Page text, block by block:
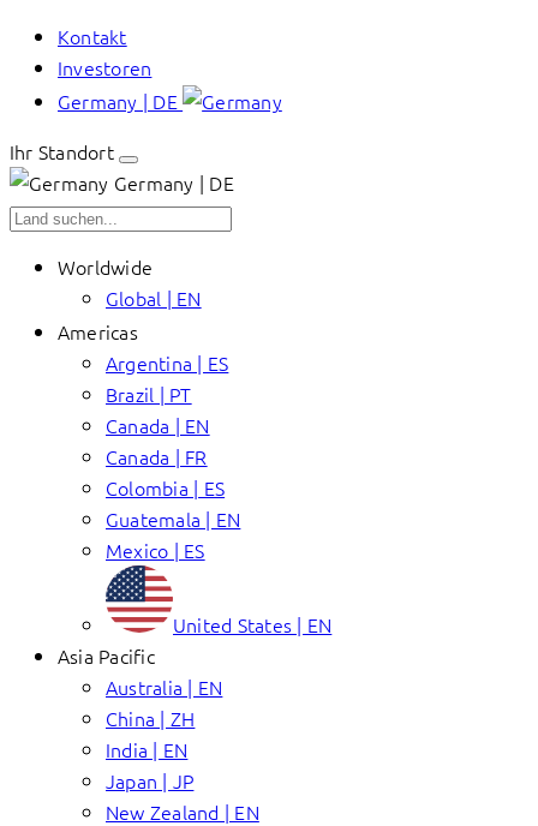
Kontakt
Investoren
Germany | DE
Ihr Standort
Germany | DE
Worldwide
Global | EN
Americas
Argentina | ES
Brazil | PT
Canada | EN
Canada | FR
Colombia | ES
Guatemala | EN
Mexico | ES
United States | EN
Asia Pacific
Australia | EN
China | ZH
India | EN
Japan | JP
New Zealand | EN